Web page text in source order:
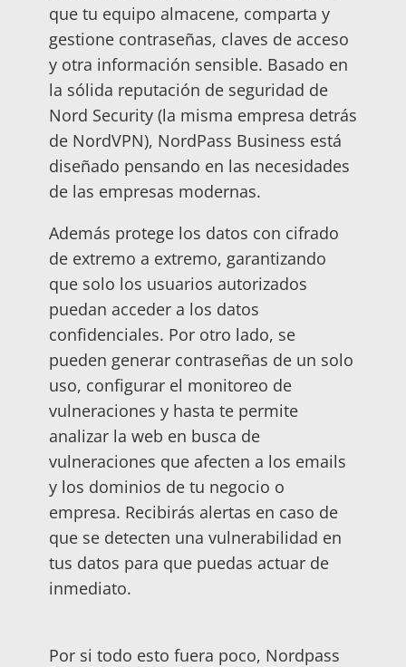
que tu equipo almacene, comparta y
gestione contraseñas, claves de acceso
y otra información sensible. Basado en
la sólida reputación de seguridad de
Nord Security (la misma empresa detrás
de NordVPN), NordPass Business está
diseñado pensando en las necesidades
de las empresas modernas.
Además protege los datos con cifrado
de extremo a extremo, garantizando
que solo los usuarios autorizados
puedan acceder a los datos
confidenciales. Por otro lado, se
pueden generar contraseñas de un solo
uso, configurar el monitoreo de
vulneraciones y hasta te permite
analizar la web en busca de
vulneraciones que afecten a los emails
y los dominios de tu negocio o
empresa. Recibirás alertas en caso de
que se detecten una vulnerabilidad en
tus datos para que puedas actuar de
inmediato.
Por si todo esto fuera poco, Nordpass